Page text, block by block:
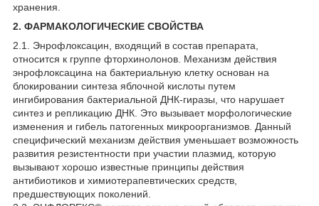
хранения.
2. ФАРМАКОЛОГИЧЕСКИЕ СВОЙСТВА
2.1. Энрофлоксацин, входящий в состав препарата,
относится к группе фторхинолонов. Механизм действия
энрофлоксацина на бактериальную клетку основан на
блокировании синтеза яблочной кислоты путем
ингибирования бактериальной ДНК-гиразы, что нарушает
синтез и репликацию ДНК. Это вызывает морфологические
изменения и гибель патогенных микроорганизмов. Данный
специфический механизм действия уменьшает возможность
развития резистентности при участии плазмид, которую
вызывают хорошо известные принципы действия
антибиотиков и химиотерапевтических средств,
предшествующих поколений.